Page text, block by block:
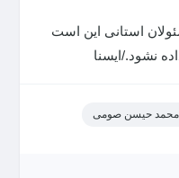
استانی این است
نشود./ایسنا
حیسن صومی